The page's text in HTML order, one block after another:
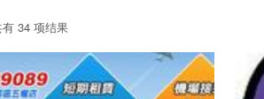
有 34 项结果